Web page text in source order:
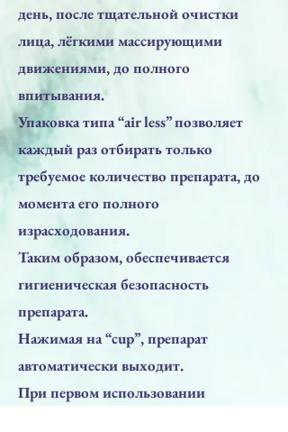
день, после тщательной очистки
лица, лёгкими массирующими
движениями, до полного
впитывания.
Упаковка типа “air less” позволяет
каждый раз отбирать только
требуемое количество препарата, до
момента его полного
израсходования.
Таким образом, обеспечивается
гигиеническая безопасность
препарата.
Нажимая на “cup”, препарат
автоматически выходит.
При первом использовании